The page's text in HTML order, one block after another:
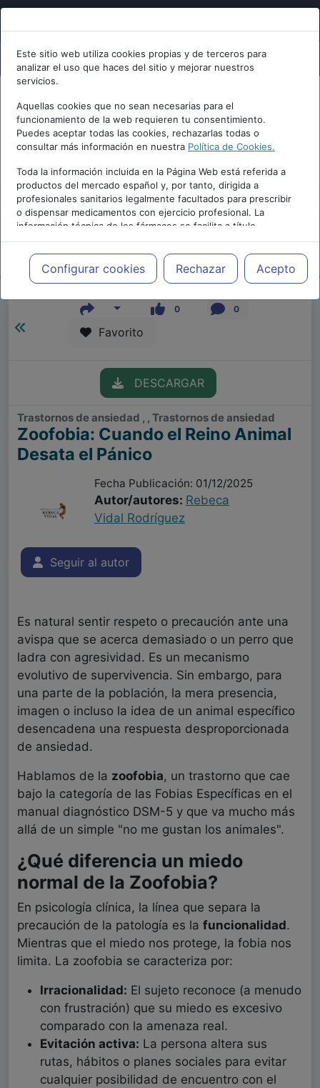
Este sitio web utiliza cookies propias y de terceros para
analizar el uso que haces del sitio y mejorar nuestros
servicios.
Aquellas cookies que no sean necesarias para el
funcionamiento de la web requieren tu consentimiento.
Puedes aceptar todas las cookies, rechazarlas todas o
consultar más información en nuestra Política de Cookies.
Toda la información incluida en la Página Web está referida a
productos del mercado español y, por tanto, dirigida a
profesionales sanitarios legalmente facultados para prescribir
o dispensar medicamentos con ejercicio profesional. La
información técnica de los fármacos se facilita a título
meramente informativo, siendo responsabilidad de los
profesionales facultados prescribir medicamentos y decidir, en
cada caso concreto, el tratamiento más adecuado a las
necesidades del paciente.
Configurar cookies Rechazar Acepto
Repositorio de Artículos || Edición |
0 0
Favorito
DESCARGAR
Trastornos de ansiedad , , Trastornos de ansiedad
Zoofobia: Cuando el Reino Animal
Desata el Pánico
Fecha Publicación: 01/12/2025
Autor/autores: Rebeca
Vidal Rodríguez
Seguir al autor
Es natural sentir respeto o precaución ante una
avispa que se acerca demasiado o un perro que
ladra con agresividad. Es un mecanismo
evolutivo de supervivencia. Sin embargo, para
una parte de la población, la mera presencia,
imagen o incluso la idea de un animal específico
desencadena una respuesta desproporcionada
de ansiedad.
Hablamos de la zoofobia, un trastorno que cae
bajo la categoría de las Fobias Específicas en el
manual diagnóstico DSM-5 y que va mucho más
allá de un simple "no me gustan los animales".
¿Qué diferencia un miedo
normal de la Zoofobia?
En psicología clínica, la línea que separa la
precaución de la patología es la funcionalidad.
Mientras que el miedo nos protege, la fobia nos
limita. La zoofobia se caracteriza por:
Irracionalidad: El sujeto reconoce (a menudo
con frustración) que su miedo es excesivo
comparado con la amenaza real.
Evitación activa: La persona altera sus
rutas, hábitos o planes sociales para evitar
cualquier posibilidad de encuentro con el